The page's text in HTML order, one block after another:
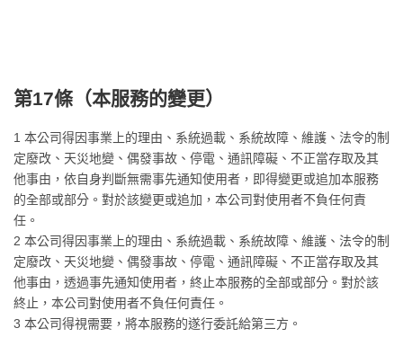
第17條（本服務的變更）
1 本公司得因事業上的理由、系統過載、系統故障、維護、法令的制
定廢改、天災地變、偶發事故、停電、通訊障礙、不正當存取及其
他事由，依自身判斷無需事先通知使用者，即得變更或追加本服務
的全部或部分。對於該變更或追加，本公司對使用者不負任何責
任。
2 本公司得因事業上的理由、系統過載、系統故障、維護、法令的制
定廢改、天災地變、偶發事故、停電、通訊障礙、不正當存取及其
他事由，透過事先通知使用者，終止本服務的全部或部分。對於該
終止，本公司對使用者不負任何責任。
3 本公司得視需要，將本服務的遂行委託給第三方。